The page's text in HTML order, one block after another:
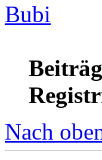
Bubi
Nach